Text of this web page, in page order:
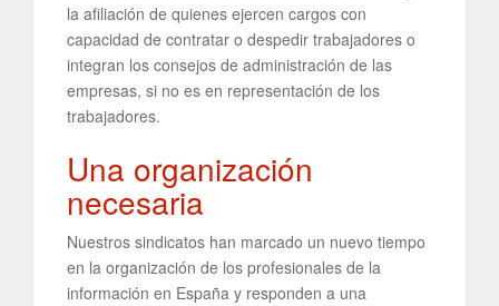
la afiliación de quienes ejercen cargos con
capacidad de contratar o despedir trabajadores o
integran los consejos de administración de las
empresas, si no es en representación de los
trabajadores.
Una organización
necesaria
Nuestros sindicatos han marcado un nuevo tiempo
en la organización de los profesionales de la
información en España y responden a una